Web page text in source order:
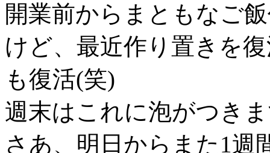
開業前からまともなご
けど、最近作り置きを
も復活(笑)
週末はこれに泡がつき
さあ、明日からまた1週